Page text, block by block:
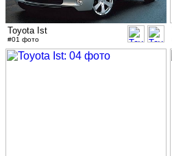
Toyota Ist
#01 фото